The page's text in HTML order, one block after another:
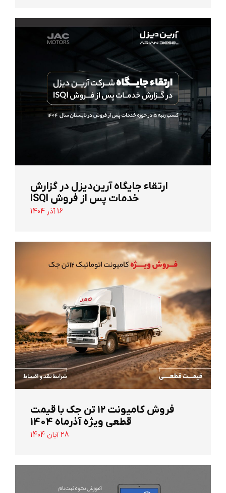
ارتقاء جایگاه آرین‌دیزل در گزارش
خدمات پس از فروش ISQI
16 آذر 1404
‌فروش کامیونت ۱۲ تن جک با قیمت
قطعی ویژه آذرماه ۱۴۰۴
28 آبان 1404